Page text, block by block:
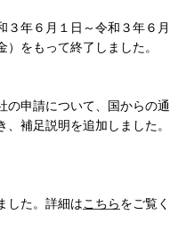
３年６月１日～令和３年６月
をもって終了しました。
の申請について、国からの通
補足説明を追加しました。
した。詳細はこちらをご覧く